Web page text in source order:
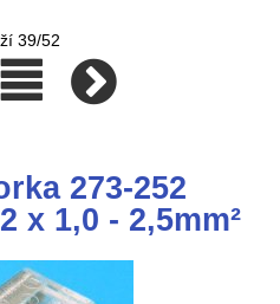
39/52
273-252
x 1,0 - 2,5mm²